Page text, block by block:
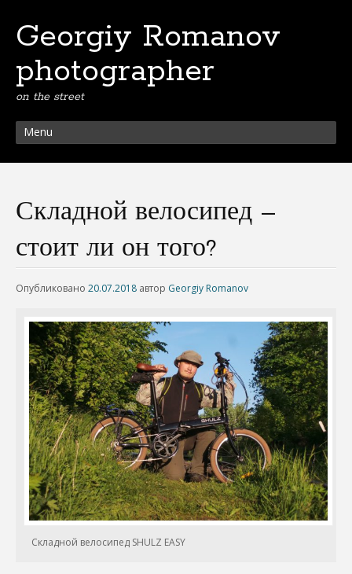
Georgiy Romanov
photographer
on the street
Menu
Складной велосипед –
стоит ли он того?
Опубликовано 20.07.2018 автор Georgiy Romanov
Складной велосипед SHULZ EASY